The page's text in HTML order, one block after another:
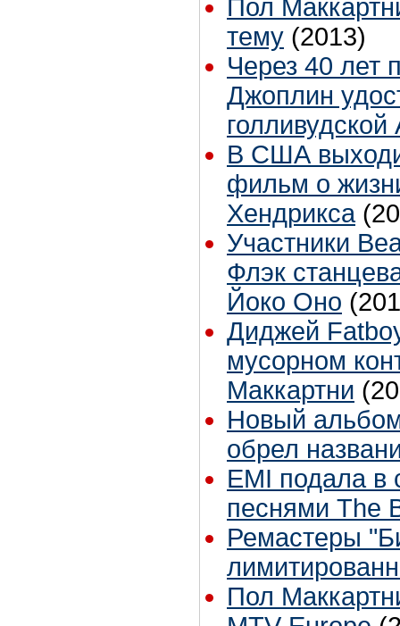
Пол
тему (2013)
Через 40 лет
Джоплин
В США
фильм о
Хендрикса
Участники
Флэк
Йоко Оно
Диджей
мусорном
Маккартни
Новый
обрел
EMI подала в
песнями The
Ремастеры
Пол